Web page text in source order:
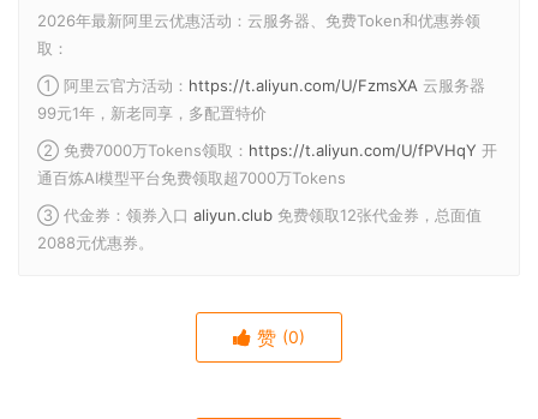
2026年最新阿里云优惠活动：云服务器、免费Token和优惠券领
取：
① 阿里云官方活动： https://t.aliyun.com/U/FzmsXA 云服务器
99元1年，新老同享，多配置特价
② 免费7000万Tokens领取： https://t.aliyun.com/U/fPVHqY 开
通百炼AI模型平台免费领取超7000万Tokens
③ 代金券：领券入口 aliyun.club 免费领取12张代金券，总面值
2088元优惠券。
赞 (0)